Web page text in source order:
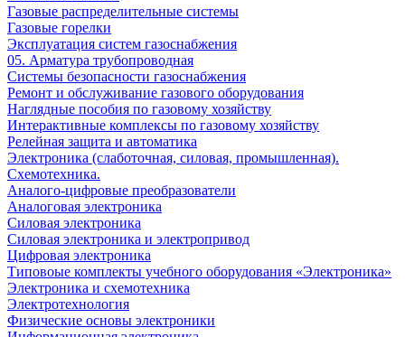
Газовые распределительные системы
Газовые горелки
Эксплуатация систем газоснабжения
05. Арматура трубопроводная
Системы безопасности газоснабжения
Ремонт и обслуживание газового оборудования
Наглядные пособия по газовому хозяйству
Интерактивные комплексы по газовому хозяйству
Релейная защита и автоматика
Электроника (слаботочная, силовая, промышленная).
Схемотехника.
Аналого-цифровые преобразователи
Аналоговая электроника
Cиловая электроника
Cиловая электроника и электропривод
Цифровая электроника
Типовоые комплекты учебного оборудования «Электроника»
Электроника и схемотехника
Электротехнология
Физические основы электроники